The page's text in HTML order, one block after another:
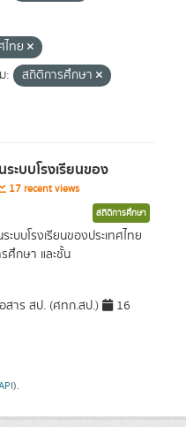
ไทย
:
สถิติการศึกษา
ะบบโรงเรียนของ
17 recent views
สถิติการศึกษา
บบโรงเรียนของประเทศไทย
ศึกษา และชั้น
สาร สป. (ศทก.สป.)
16
).